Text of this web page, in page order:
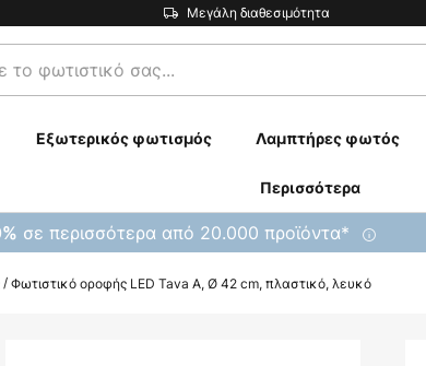
Μεγάλη διαθεσιμότητα
Εξωτερικός φωτισμός Λαμπτήρες φωτός
Περισσότερα
σε περισσότερα από 20.000 προϊόντα*
Φωτιστικό οροφής LED Tava A, Ø 42 cm, πλαστικό, λευκό